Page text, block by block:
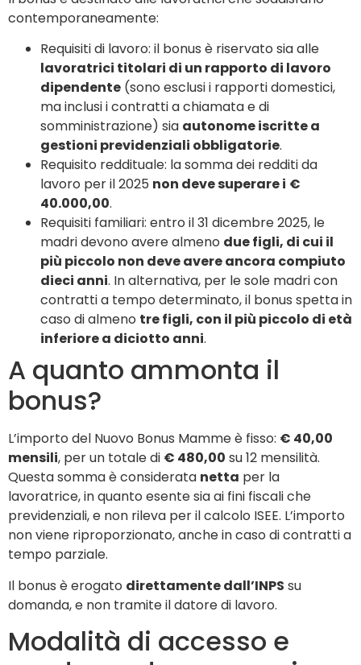
contemporaneamente:
Requisiti di lavoro: il bonus è riservato sia alle
lavoratrici titolari di un rapporto di lavoro
dipendente (sono esclusi i rapporti domestici,
ma inclusi i contratti a chiamata e di
somministrazione) sia autonome iscritte a
gestioni previdenziali obbligatorie.
Requisito reddituale: la somma dei redditi da
lavoro per il 2025 non deve superare i €
40.000,00.
Requisiti familiari: entro il 31 dicembre 2025, le
madri devono avere almeno due figli, di cui il
più piccolo non deve avere ancora compiuto
dieci anni. In alternativa, per le sole madri con
contratti a tempo determinato, il bonus spetta in
caso di almeno tre figli, con il più piccolo di età
inferiore a diciotto anni.
A quanto ammonta il
bonus?
L’importo del Nuovo Bonus Mamme è fisso: € 40,00
mensili, per un totale di € 480,00 su 12 mensilità.
Questa somma è considerata netta per la
lavoratrice, in quanto esente sia ai fini fiscali che
previdenziali, e non rileva per il calcolo ISEE. L’importo
non viene riproporzionato, anche in caso di contratti a
tempo parziale.
Il bonus è erogato direttamente dall’INPS su
domanda, e non tramite il datore di lavoro.
Modalità di accesso e